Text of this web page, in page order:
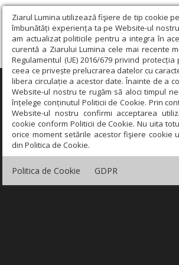
Ziarul Lumina utilizează fişiere de tip cookie
îmbunătăți experiența ta pe Website-ul
am actualizat politicile pentru a integra în
curentă a Ziarului Lumina cele mai recente
Regulamentul (UE) 2016/679 privind
ceea ce privește prelucrarea datelor cu
libera circulație a acestor date. Înainte de a
Website-ul nostru te rugăm să aloci timpul
înțelege conținutul Politicii de Cookie. Prin
Website-ul nostru confirmi acceptarea
cookie conform Politicii de Cookie. Nu uita
orice moment setările acestor fişiere cookie
din Politica de Cookie.
Politica de Cookie GDPR